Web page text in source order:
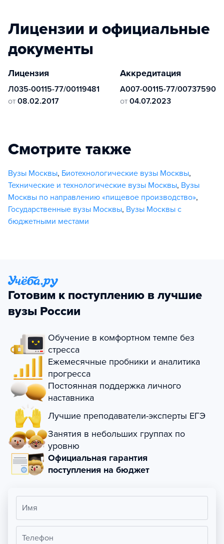
Лицензии и официальные
документы
Лицензия
Л035-00115-77/00119481
от 08.02.2017
Аккредитация
А007-00115-77/00737590
от 04.07.2023
Смотрите также
Вузы Москвы, Биотехнологические вузы Москвы,
Технические и технологические вузы Москвы, Вузы
Москвы по направлению «пищевое производство»,
Государственные вузы Москвы, Вузы Москвы с
бюджетными местами
Готовим к поступлению в лучшие
вузы России
Обучение в комфортном темпе без
стресса
Ежемесячные пробники и аналитика
прогресса
Постоянная поддержка личного
наставника
Лучшие преподаватели-эксперты ЕГЭ
Занятия в небольших группах по
уровню
Официальная гарантия
поступления на бюджет
Имя
Телефон